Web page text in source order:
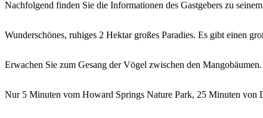
Nachfolgend finden Sie die Informationen des Gastgebers zu
Wunderschönes, ruhiges 2 Hektar großes Paradies. Es gibt einen
Erwachen Sie zum Gesang der Vögel zwischen den Mangobäumen.
Nur 5 Minuten vom Howard Springs Nature Park, 25 Minuten von